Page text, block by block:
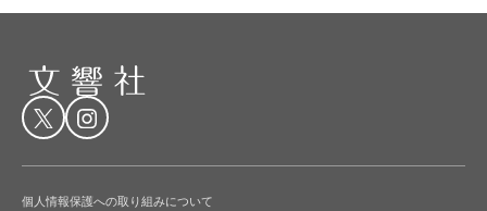
個人情報保護への取り組みについて